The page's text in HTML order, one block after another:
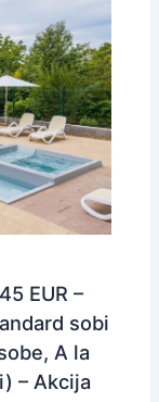
EUR –
sobi
A la
– Akcija